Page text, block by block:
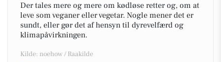
Der tales mere og mere om kødløse retter og, om at
leve som veganer eller vegetar. Nogle mener det er
sundt, eller gør det af hensyn til dyrevelfærd og
klimapåvirkningen.
Kilde: noehow / Raakilde